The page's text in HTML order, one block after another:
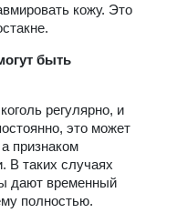
кожу. Это
быть
регулярно, и
это может
признаком
В таких случаях
дают временный
полностью.